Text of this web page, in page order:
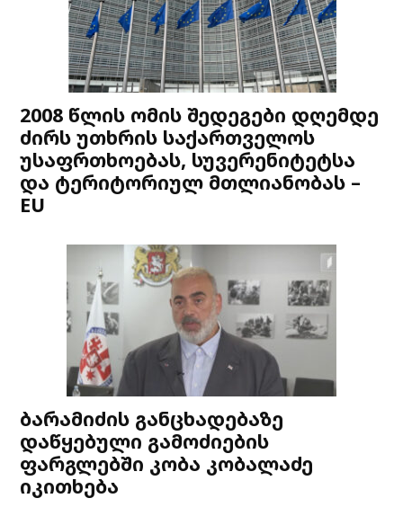
2008 წლის ომის შედეგები დღემდე
ძირს უთხრის საქართველოს
უსაფრთხოებას, სუვერენიტეტსა
და ტერიტორიულ მთლიანობას –
EU
ბარამიძის განცხადებაზე
დაწყებული გამოძიების
ფარგლებში კობა კობალაძე
იკითხება